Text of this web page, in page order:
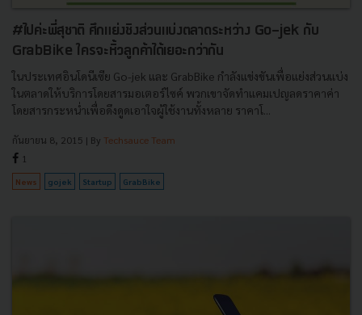
#ไปค่ะพี่สุชาติ ศึกแย่งชิงส่วนแบ่งตลาดระหว่าง Go-jek กับ
GrabBike ใครจะหิ้วลูกค้าได้เยอะกว่ากัน
ในประเทศอินโดนีเซีย Go-jek และ GrabBike กำลังแข่งขันเพื่อแย่งส่วนแบ่ง
ในตลาดให้บริการโดยสารมอเตอร์ไซค์ พวกเขาจัดทำแคมเปญลดราคาค่า
โดยสารกระหน่ำเพื่อดึงดูดเอาใจผู้ใช้งานทั้งหลาย ราคาโ...
กันยายน 8, 2015 | By Techsauce Team
1
News gojek Startup GrabBike